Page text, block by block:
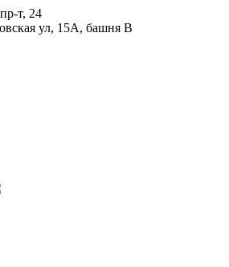
т, 24
ул, 15А, башня В